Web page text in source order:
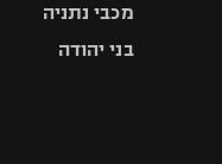
מכבי נתניה
בני יהודה